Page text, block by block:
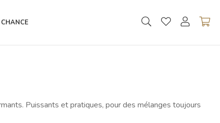
Puissants et pratiques, pour des mélanges toujours